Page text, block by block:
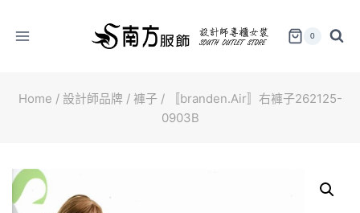
0
Home / 設計師品牌 / 褲子 /
〚branden.Air〛右褲子262125-
0903B